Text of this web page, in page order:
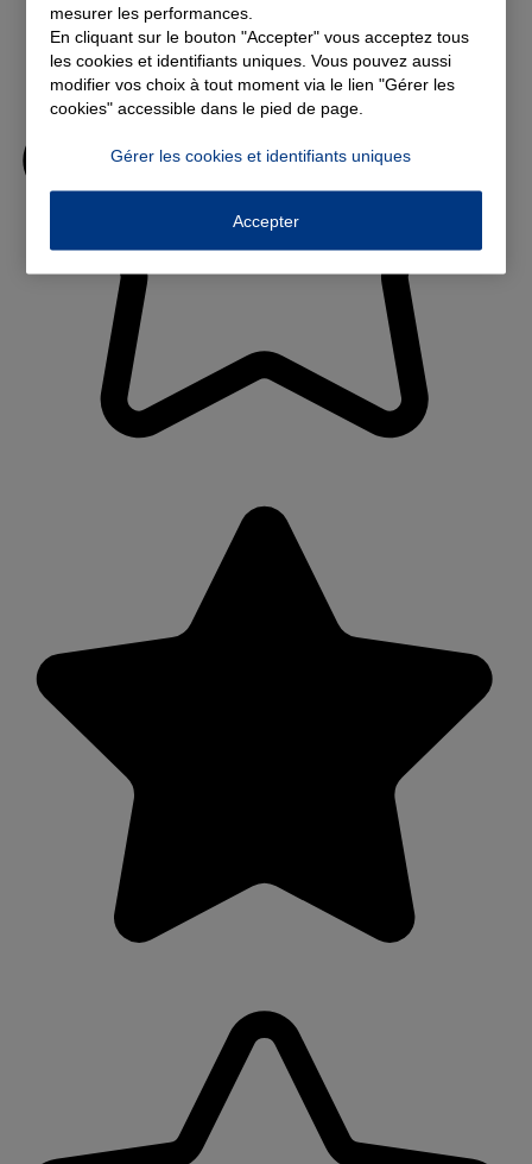
mesurer les performances.
En cliquant sur le bouton "Accepter" vous acceptez tous
les cookies et identifiants uniques. Vous pouvez aussi
modifier vos choix à tout moment via le lien "Gérer les
cookies" accessible dans le pied de page.
Gérer les cookies et identifiants uniques
Accepter